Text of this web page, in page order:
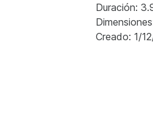
Duración:
Creado: 1/